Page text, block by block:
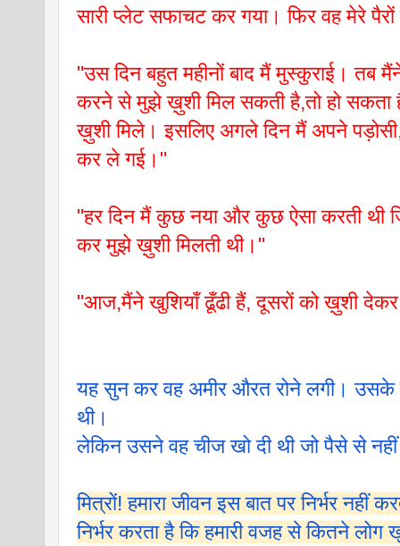
सारी प्लेट सफाचट कर गया। फिर वह मेरे
"उस दिन बहुत महीनों बाद मैं मुस्कुराई। तब
करने से मुझे ख़ुशी मिल सकती है,तो हो
ख़ुशी मिले। इसलिए अगले दिन मैं अपने
कर ले गई।"
"हर दिन मैं कुछ नया और कुछ ऐसा करती
कर मुझे ख़ुशी मिलती थी।"
"आज,मैंने खुशियाँ ढूँढी हैं, दूसरों को ख़ुशी
यह सुन कर वह अमीर औरत रोने लगी। उसके
थी।
लेकिन उसने वह चीज खो दी थी जो पैसे से
मित्रों! हमारा जीवन इस बात पर निर्भर
निर्भर करता है कि हमारी वजह से कितने